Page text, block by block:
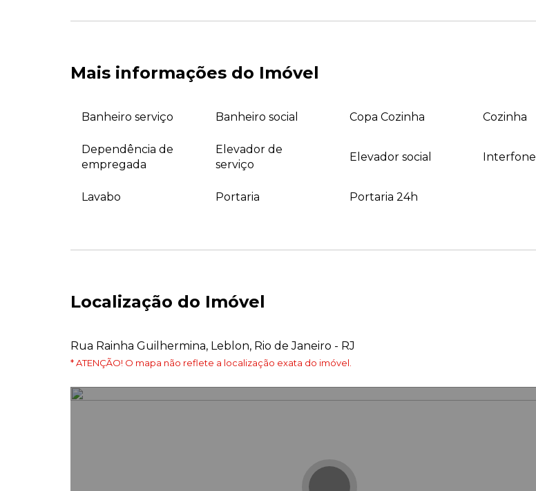
Mais informações do Imóvel
Banheiro serviço Banheiro social Copa Cozinha Cozinha
Dependência de
empregada
Elevador de
serviço
Elevador social Interfone
Lavabo Portaria Portaria 24h
Localização do Imóvel
Rua Rainha Guilhermina, Leblon, Rio de Janeiro - RJ
* ATENÇÃO! O mapa não reflete a localização exata do imóvel.